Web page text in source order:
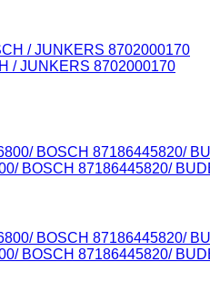
/ JUNKERS 8702000170
BOSCH 87186445820/
BOSCH 87186445820/